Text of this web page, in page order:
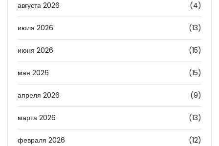
августа 2026 (4)
июля 2026 (13)
июня 2026 (15)
мая 2026 (15)
апреля 2026 (9)
марта 2026 (13)
февраля 2026 (12)